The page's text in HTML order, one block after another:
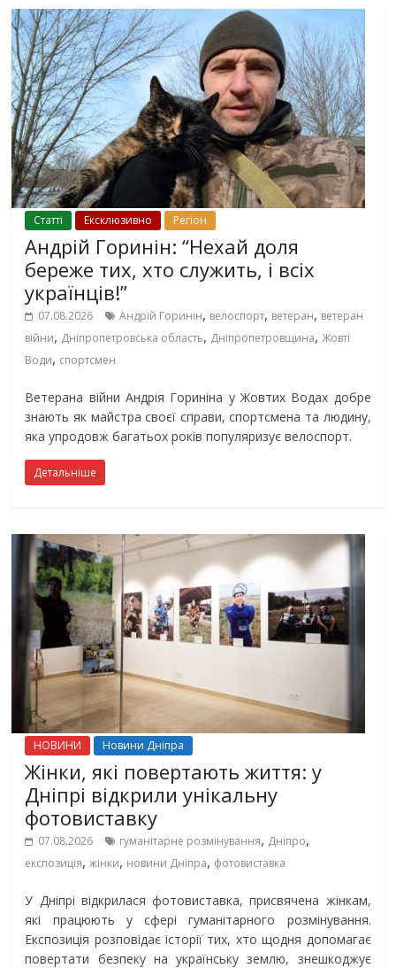
Cтаттi Ексклюзивно Регіон
Андрій Горинін: “Нехай доля
береже тих, хто служить, і всіх
українців!”
07.08.2026 Андрій Горинін, велоспорт, ветеран, ветеран
війни, Дніпропетровська область, Дніпропетровщина,Жовті
Води, спортсмен
Ветерана війни Андрія Гориніна у Жовтих Водах добре
знають як майстра своєї справи, спортсмена та людину,
яка упродовж багатьох років популяризує велоспорт.
Детальніше
НОВИНИ Новини Дніпра
Жінки, які повертають життя: у
Дніпрі відкрили унікальну
фотовиставку
07.08.2026 гуманітарне розмінування, Дніпро,
експозиція,жінки, новини Дніпра, фотовиставка
У Дніпрі відкрилася фотовиставка, присвячена жінкам,
які працюють у сфері гуманітарного розмінування.
Експозиція розповідає історії тих, хто щодня допомагає
повертати безпеку на українську землю, знешкоджує